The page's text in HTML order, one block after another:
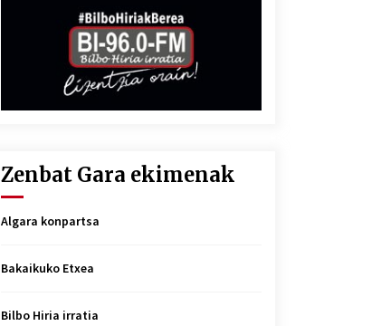
Zenbat Gara ekimenak
Algara konpartsa
Bakaikuko Etxea
Bilbo Hiria irratia